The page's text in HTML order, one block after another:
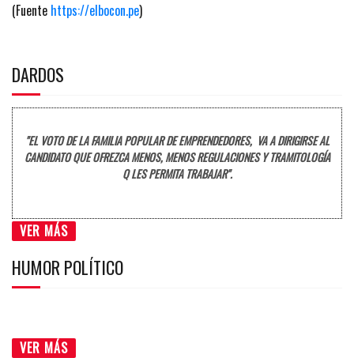
(Fuente https://elbocon.pe)
DARDOS
"EL VOTO DE LA FAMILIA POPULAR DE EMPRENDEDORES, VA A DIRIGIRSE AL
CANDIDATO QUE OFREZCA MENOS, MENOS REGULACIONES Y TRAMITOLOGÍA
Q LES PERMITA TRABAJAR".
VER MÁS
HUMOR POLÍTICO
VER MÁS